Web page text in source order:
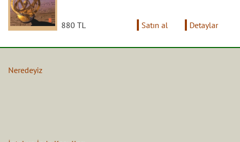
880 TL Satın al Detaylar
Neredeyiz